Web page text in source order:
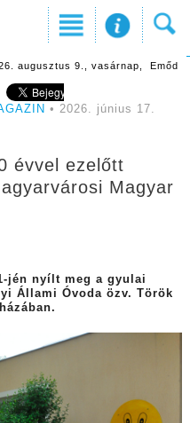
augusztus 9., vasárnap, Emőd
• 2026. június 17.
évvel ezelőtt
Magyar
jén nyílt meg a gyulai
Állami Óvoda özv. Török